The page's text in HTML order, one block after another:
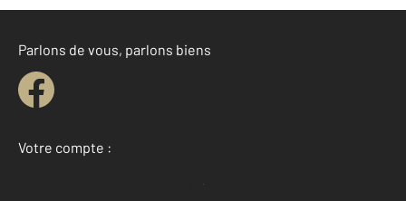
Parlons de vous, parlons biens
Votre compte :
Accéder à mon compte